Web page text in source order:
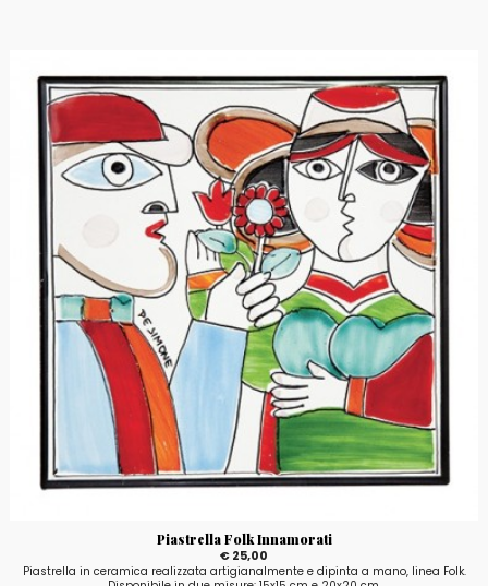
Piastrella Folk Innamorati
€ 25,00
Piastrella in ceramica realizzata artigianalmente e dipinta a mano, linea Folk.